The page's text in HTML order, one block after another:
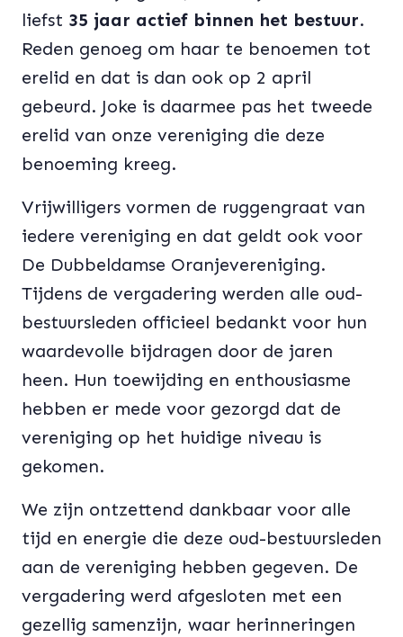
liefst 35 jaar actief binnen het bestuur.
Reden genoeg om haar te benoemen tot
erelid en dat is dan ook op 2 april
gebeurd. Joke is daarmee pas het tweede
erelid van onze vereniging die deze
benoeming kreeg.
Vrijwilligers vormen de ruggengraat van
iedere vereniging en dat geldt ook voor
De Dubbeldamse Oranjevereniging.
Tijdens de vergadering werden alle oud-
bestuursleden officieel bedankt voor hun
waardevolle bijdragen door de jaren
heen. Hun toewijding en enthousiasme
hebben er mede voor gezorgd dat de
vereniging op het huidige niveau is
gekomen.
We zijn ontzettend dankbaar voor alle
tijd en energie die deze oud-bestuursleden
aan de vereniging hebben gegeven. De
vergadering werd afgesloten met een
gezellig samenzijn, waar herinneringen